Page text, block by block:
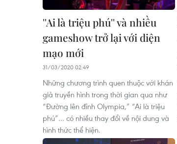
''Ai là triệu phú'' và nhiều
gameshow trở lại với diện
mạo mới
31/03/2020 02:49
Những chương trình quen thuộc với khán
giả truyền hình trong thời gian qua như
“Đường lên đỉnh Olympia,” “Ai là triệu
phú”… có nhiều thay đổi về nội dung và
hình thức thể hiện.